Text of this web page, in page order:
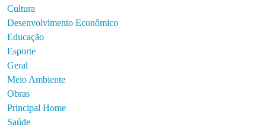
Cultura
Desenvolvimento Econômico
Educação
Esporte
Geral
Meio Ambiente
Obras
Principal Home
Saúde